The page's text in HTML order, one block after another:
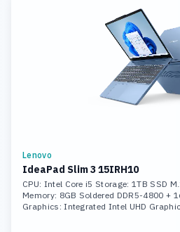
Lenovo
IdeaPad Slim 3 15IRH10
CPU: Intel Core i5 Storage: 1TB SSD
Memory: 8GB Soldered DDR5-4800 +
Graphics: Integrated Intel UHD